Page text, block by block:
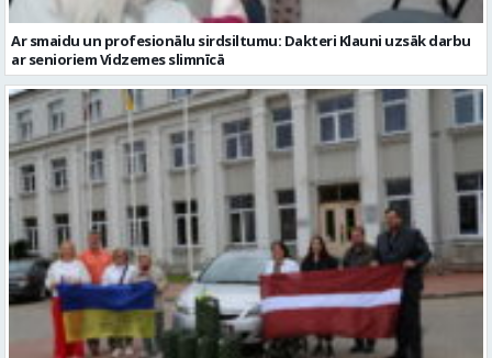
Ar smaidu un profesionālu sirdsiltumu: Dakteri Klauni uzsāk darbu
ar senioriem Vidzemes slimnīcā